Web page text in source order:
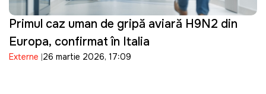
Primul caz uman de gripă aviară H9N2 din
Europa, confirmat în Italia
Externe 26 martie 2026, 17:09